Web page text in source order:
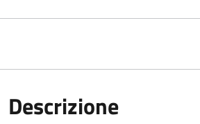
Descrizione